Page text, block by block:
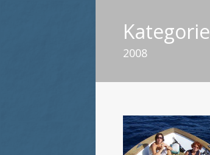
Kategorie
2008